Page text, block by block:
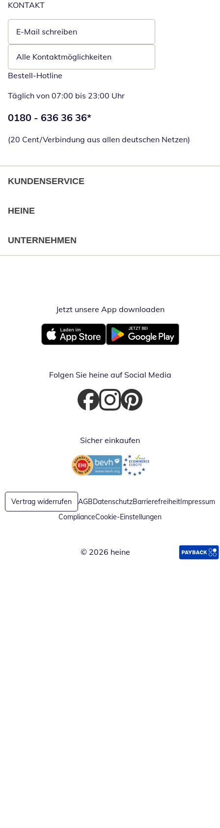
KONTAKT
E-Mail schreiben
Öffnet E-Mail-Client
Alle Kontaktmöglichkeiten
Bestell-Hotline
Täglich von 07:00 bis 23:00 Uhr
Telefonnummer:
0180 - 636 36 36*
(20 Cent/Verbindung aus allen deutschen Netzen)
KUNDENSERVICE
HEINE
UNTERNEHMEN
Jetzt unsere App downloadenÖffnet in
Öffnet in neuem FensterÖffnet in neuem Fenster
Folgen Sie heine auf Social Media
Öffnet in neuem Fenster
Öffnet in neuem Fenster
Öffnet in neuem Fenster
Sicher einkaufen
Öffnet in neuem FensterÖffnet in neuem Fenster
Vertrag widerrufen AGBDatenschutzBarrierefreiheitImpressum
ComplianceCookie-Einstellungen
© 2026 heine